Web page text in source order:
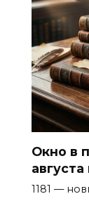
Окно в
1181 —